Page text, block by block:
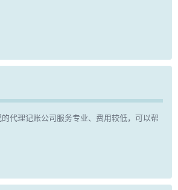
代理记账公司服务专业、费用较低，可以帮